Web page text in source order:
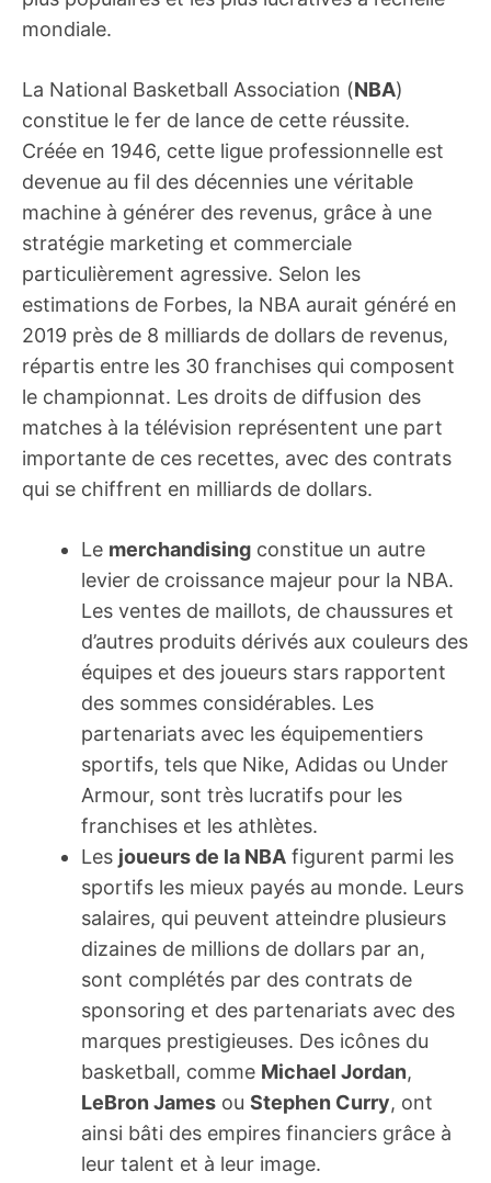
mondiale.
La National Basketball Association (NBA)
constitue le fer de lance de cette réussite.
Créée en 1946, cette ligue professionnelle est
devenue au fil des décennies une véritable
machine à générer des revenus, grâce à une
stratégie marketing et commerciale
particulièrement agressive. Selon les
estimations de Forbes, la NBA aurait généré en
2019 près de 8 milliards de dollars de revenus,
répartis entre les 30 franchises qui composent
le championnat. Les droits de diffusion des
matches à la télévision représentent une part
importante de ces recettes, avec des contrats
qui se chiffrent en milliards de dollars.
Le merchandising constitue un autre
levier de croissance majeur pour la NBA.
Les ventes de maillots, de chaussures et
d’autres produits dérivés aux couleurs des
équipes et des joueurs stars rapportent
des sommes considérables. Les
partenariats avec les équipementiers
sportifs, tels que Nike, Adidas ou Under
Armour, sont très lucratifs pour les
franchises et les athlètes.
Les joueurs de la NBA figurent parmi les
sportifs les mieux payés au monde. Leurs
salaires, qui peuvent atteindre plusieurs
dizaines de millions de dollars par an,
sont complétés par des contrats de
sponsoring et des partenariats avec des
marques prestigieuses. Des icônes du
basketball, comme Michael Jordan,
LeBron James ou Stephen Curry, ont
ainsi bâti des empires financiers grâce à
leur talent et à leur image.